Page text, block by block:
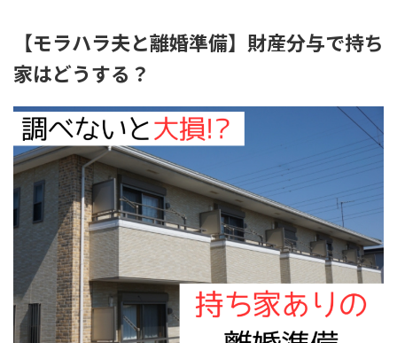
【モラハラ夫と離婚準備】財産分与で持ち
家はどうする？